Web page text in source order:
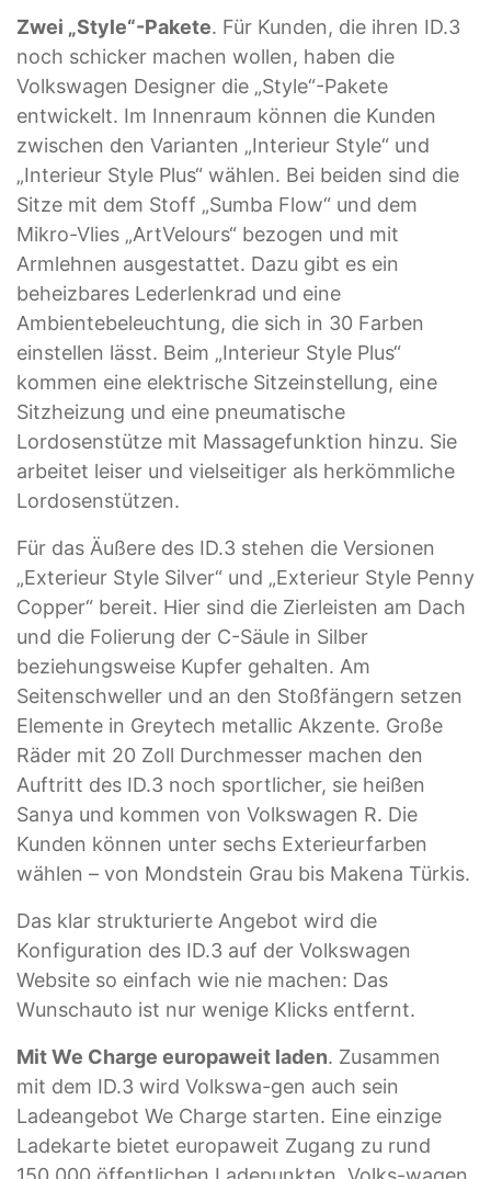
Zwei „Style“-Pakete. Für Kunden, die ihren ID.3
noch schicker machen wollen, haben die
Volkswagen Designer die „Style“-Pakete
entwickelt. Im Innenraum können die Kunden
zwischen den Varianten „Interieur Style“ und
„Interieur Style Plus“ wählen. Bei beiden sind die
Sitze mit dem Stoff „Sumba Flow“ und dem
Mikro-Vlies „ArtVelours“ bezogen und mit
Armlehnen ausgestattet. Dazu gibt es ein
beheizbares Lederlenkrad und eine
Ambientebeleuchtung, die sich in 30 Farben
einstellen lässt. Beim „Interieur Style Plus“
kommen eine elektrische Sitzeinstellung, eine
Sitzheizung und eine pneumatische
Lordosenstütze mit Massagefunktion hinzu. Sie
arbeitet leiser und vielseitiger als herkömmliche
Lordosenstützen.
Für das Äußere des ID.3 stehen die Versionen
„Exterieur Style Silver“ und „Exterieur Style Penny
Copper“ bereit. Hier sind die Zierleisten am Dach
und die Folierung der C-Säule in Silber
beziehungsweise Kupfer gehalten. Am
Seitenschweller und an den Stoßfängern setzen
Elemente in Greytech metallic Akzente. Große
Räder mit 20 Zoll Durchmesser machen den
Auftritt des ID.3 noch sportlicher, sie heißen
Sanya und kommen von Volkswagen R. Die
Kunden können unter sechs Exterieurfarben
wählen – von Mondstein Grau bis Makena Türkis.
Das klar strukturierte Angebot wird die
Konfiguration des ID.3 auf der Volkswagen
Website so einfach wie nie machen: Das
Wunschauto ist nur wenige Klicks entfernt.
Mit We Charge europaweit laden. Zusammen
mit dem ID.3 wird Volkswa-gen auch sein
Ladeangebot We Charge starten. Eine einzige
Ladekarte bietet europaweit Zugang zu rund